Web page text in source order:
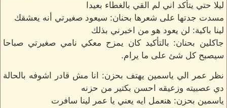
ليلا حتي يتأكد اني لم القي بالغطاء بعيدا
مسدت جدتها على شعرها بحنان: سيعود صغيرتي أنه يعشقك
لينا باكية: لن يعود هو من اخبرني بذلك
جاكلين بحنان: بالتأكيد كان يمزح معكي نامي صغيرتي صباحا
سيصبح كل شئ على ما يرام.
نظر عمر الي ياسمين يهتف بحزن: انا مش قادر اشوفه بالحالة
دي عصبيته وزعيقه احسن بكتير من حزنه
ياسمين بحزن: هنعمل ايه يعني يا عمر لينا سافرت